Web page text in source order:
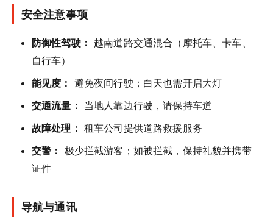
安全注意事项
防御性驾驶： 越南道路交通混合（摩托车、卡车、
自行车）
能见度： 避免夜间行驶；白天也需开启大灯
交通流量： 当地人靠边行驶，请保持车道
故障处理： 租车公司提供道路救援服务
交警： 极少拦截游客；如被拦截，保持礼貌并携带
证件
导航与通讯